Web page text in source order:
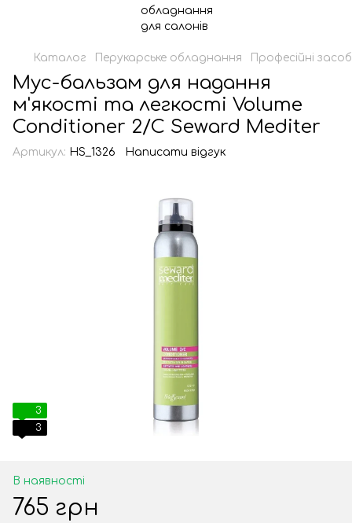
Каталог Перукарське обладнання Професійні
Мус-бальзам для надання
м'якості та легкості Volume
Conditioner 2/C Seward Mediter
Артикул: HS_1326 Написати відгук
3
3
В наявності
765 грн